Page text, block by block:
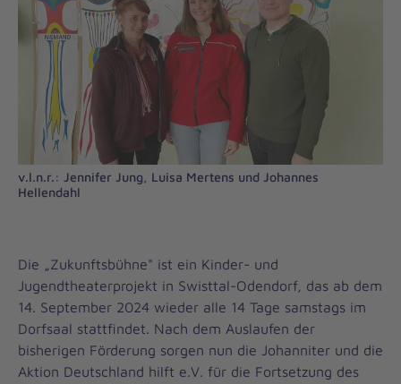
v.l.n.r.: Jennifer Jung, Luisa Mertens und Johannes
Hellendahl
Die „Zukunftsbühne" ist ein Kinder- und
Jugendtheaterprojekt in Swisttal-Odendorf, das ab dem
14. September 2024 wieder alle 14 Tage samstags im
Dorfsaal stattfindet. Nach dem Auslaufen der
bisherigen Förderung sorgen nun die Johanniter und die
Aktion Deutschland hilft e.V. für die Fortsetzung des